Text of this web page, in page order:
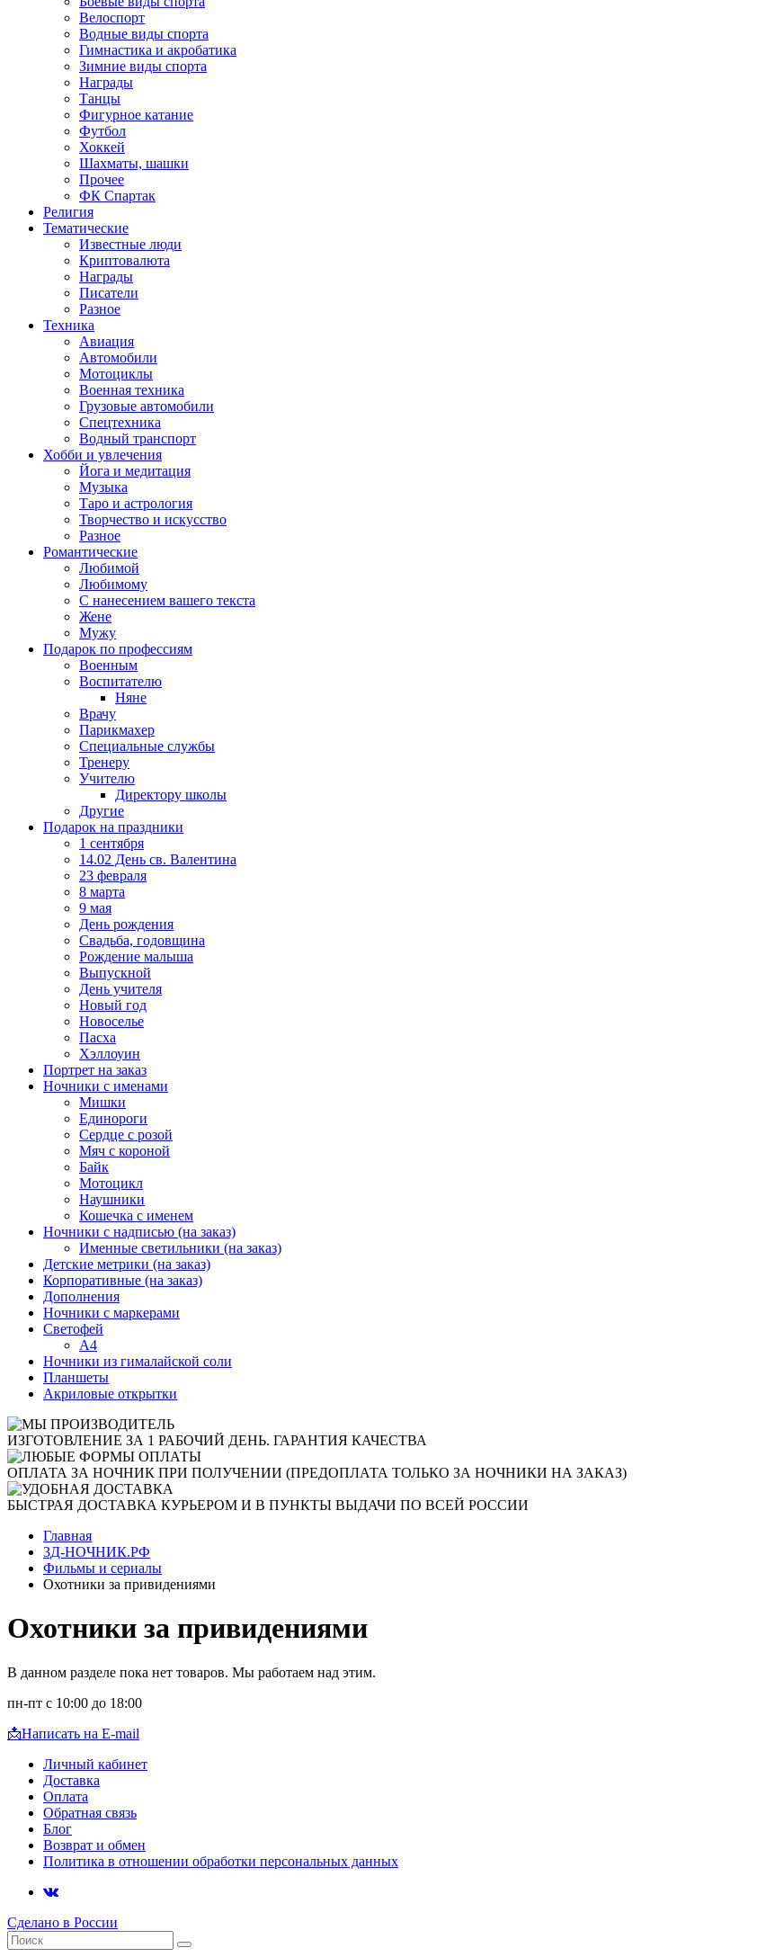
Велоспорт
Водные виды спорта
Гимнастика и акробатика
Зимние виды спорта
Награды
Танцы
Фигурное катание
Футбол
Хоккей
Шахматы, шашки
Прочее
ФК Спартак
Религия
Тематические
Известные люди
Криптовалюта
Награды
Писатели
Разное
Техника
Авиация
Автомобили
Мотоциклы
Военная техника
Грузовые автомобили
Спецтехника
Водный транспорт
Хобби и увлечения
Йога и медитация
Музыка
Таро и астрология
Творчество и искусство
Разное
Романтические
Любимой
Любимому
С нанесением вашего текста
Жене
Мужу
Подарок по профессиям
Военным
Воспитателю
Няне
Врачу
Парикмахер
Специальные службы
Тренеру
Учителю
Директору школы
Другие
Подарок на праздники
1 сентября
14.02 День св. Валентина
23 февраля
8 марта
9 мая
День рождения
Свадьба, годовщина
Рождение малыша
Выпускной
День учителя
Новый год
Новоселье
Пасха
Хэллоуин
Портрет на заказ
Ночники с именами
Мишки
Единороги
Сердце с розой
Мяч с короной
Байк
Мотоцикл
Наушники
Кошечка с именем
Ночники с надписью (на заказ)
Именные светильники (на заказ)
Детские метрики (на заказ)
Корпоративные (на заказ)
Дополнения
Ночники с маркерами
Светофей
А4
Ночники из гималайской соли
Планшеты
Акриловые открытки
ИЗГОТОВЛЕНИЕ ЗА 1 РАБОЧИЙ ДЕНЬ. ГАРАНТИЯ КАЧЕСТВА
ОПЛАТА ЗА НОЧНИК ПРИ ПОЛУЧЕНИИ (ПРЕДОПЛАТА ТОЛЬКО ЗА НОЧНИКИ НА ЗАКАЗ)
БЫСТРАЯ ДОСТАВКА КУРЬЕРОМ И В ПУНКТЫ ВЫДАЧИ ПО ВСЕЙ РОССИИ
Главная
3Д-НОЧНИК.РФ
Фильмы и сериалы
Охотники за привидениями
Охотники за привидениями
В данном разделе пока нет товаров. Мы работаем над этим.
пн-пт с 10:00 до 18:00
📩Написать на E-mail
Личный кабинет
Доставка
Оплата
Обратная связь
Блог
Возврат и обмен
Политика в отношении обработки персональных данных
Сделано в России